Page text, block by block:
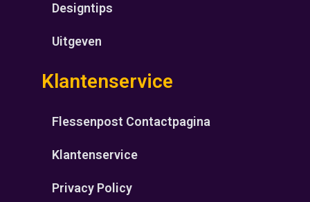
Designtips
Uitgeven
Klantenservice
Flessenpost Contactpagina
Klantenservice
Privacy Policy